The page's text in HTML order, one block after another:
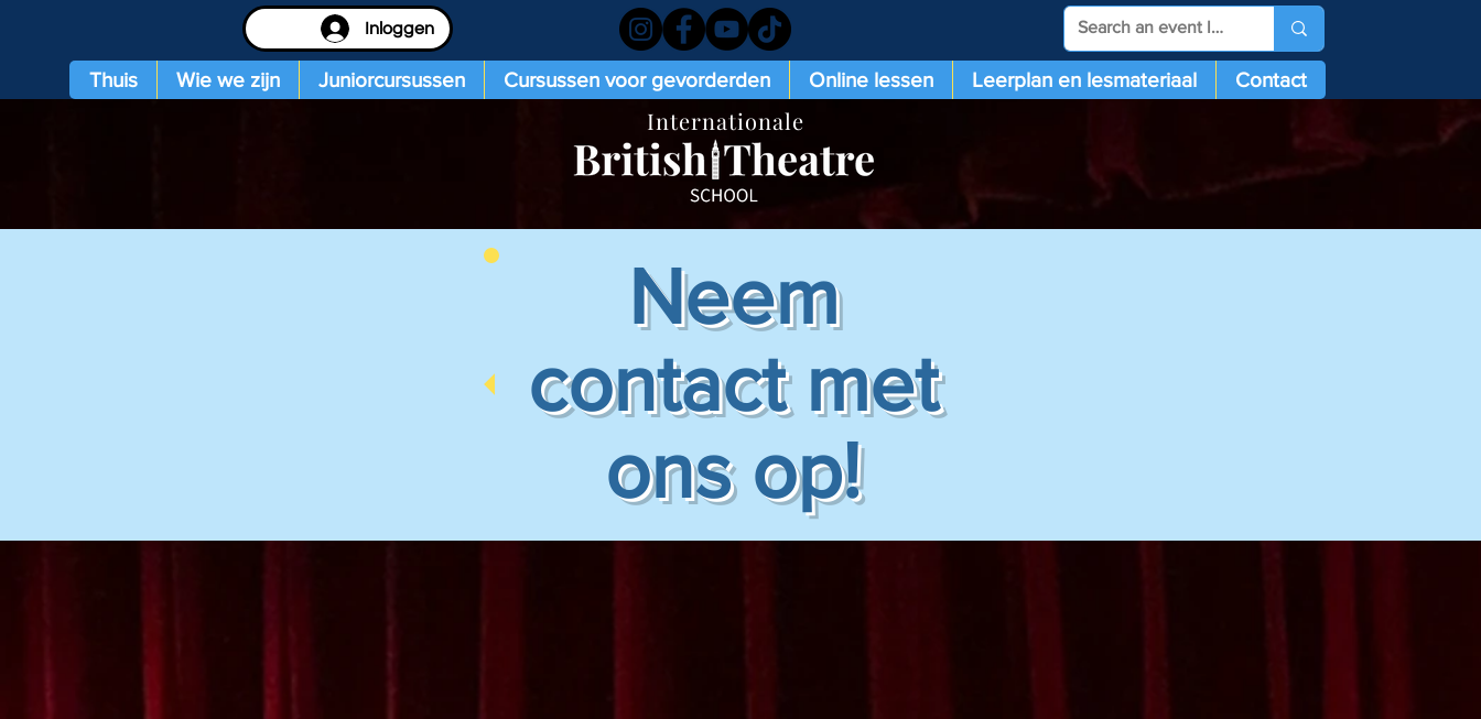
Inloggen
Thuis Wie we zijn Juniorcursussen Cursussen voor gevorderden Online lessen Leerplan en lesmateriaal Contact
Internationale
Neem
contact met
ons op!